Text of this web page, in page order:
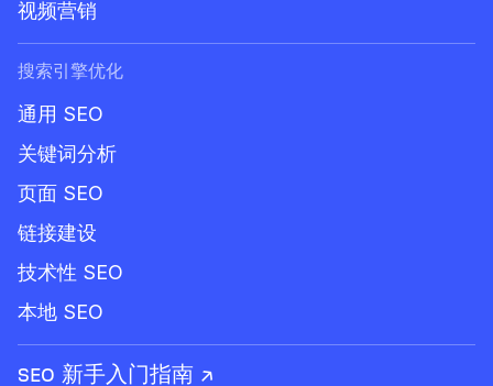
视频营销
搜索引擎优化
通用 SEO
关键词分析
页面 SEO
链接建设
技术性 SEO
本地 SEO
SEO 新手入门指南 ↗